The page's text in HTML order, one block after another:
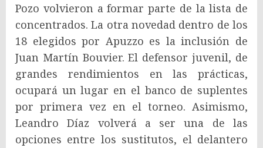
Pozo volvieron a formar parte de la lista de
concentrados. La otra novedad dentro de los
18 elegidos por Apuzzo es la inclusión de
Juan Martín Bouvier. El defensor juvenil, de
grandes rendimientos en las prácticas,
ocupará un lugar en el banco de suplentes
por primera vez en el torneo. Asimismo,
Leandro Díaz volverá a ser una de las
opciones entre los sustitutos, el delantero